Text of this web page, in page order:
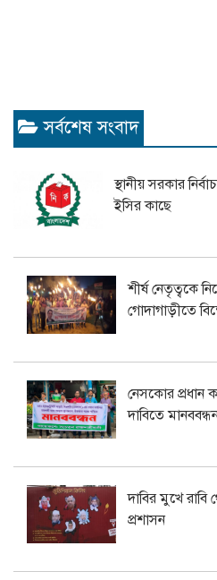
সর্বশেষ সংবাদ
স্থানীয় সরকার
ইসির কাছে
শীর্ষ নেতৃত্বকে
গোদাগাড়ীতে
নেসকোর প্রধান
দাবিতে
দাবির মুখে রাবি
প্রশাসন